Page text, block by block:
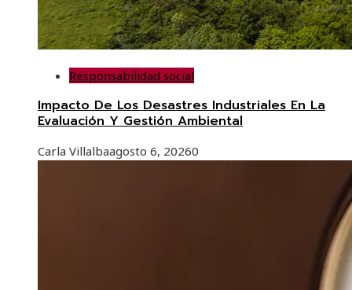
Responsabilidad social
Impacto De Los Desastres Industriales En La
Evaluación Y Gestión Ambiental
Carla Villalbaagosto 6, 20260